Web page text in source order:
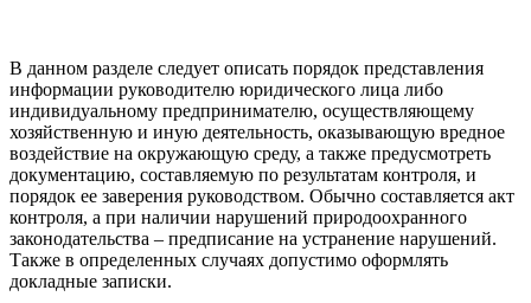
В данном разделе следует описать порядок представления
информации руководителю юридического лица либо
индивидуальному предпринимателю, осуществляющему
хозяйственную и иную деятельность, оказывающую вредное
воздействие на окружающую среду, а также предусмотреть
документацию, составляемую по результатам контроля, и
порядок ее заверения руководством. Обычно составляется акт
контроля, а при наличии нарушений природоохранного
законодательства – предписание на устранение нарушений.
Также в определенных случаях допустимо оформлять
докладные записки.